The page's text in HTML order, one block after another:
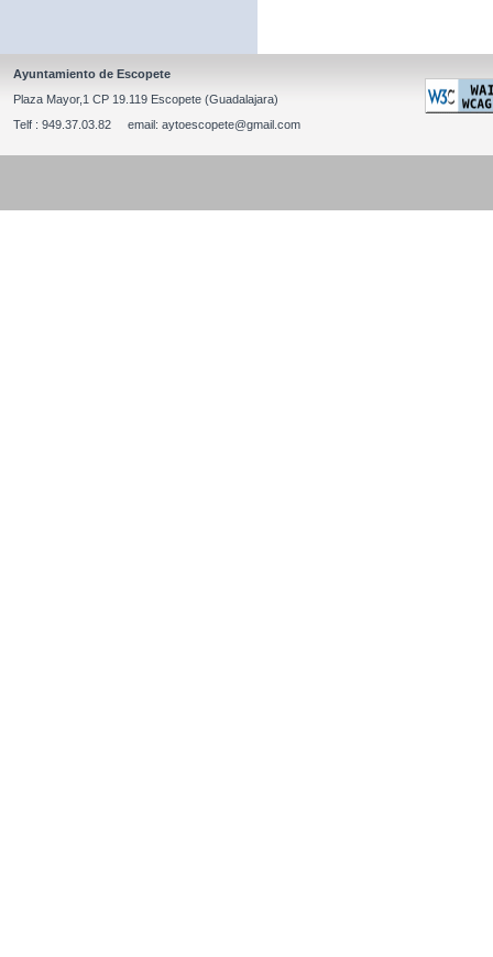
Ayuntamiento de Escopete
Plaza Mayor,1 CP 19.119 Escopete (Guadalajara)
Telf : 949.37.03.82 email: aytoescopete@gmail.com